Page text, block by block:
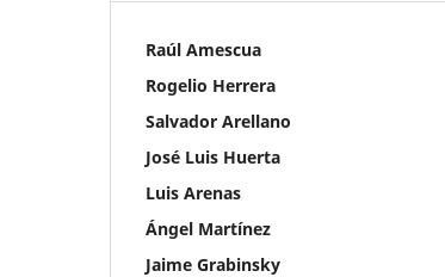
Raúl Amescua
Rogelio Herrera
Salvador Arellano
José Luis Huerta
Luis Arenas
Ángel Martínez
Jaime Grabinsky